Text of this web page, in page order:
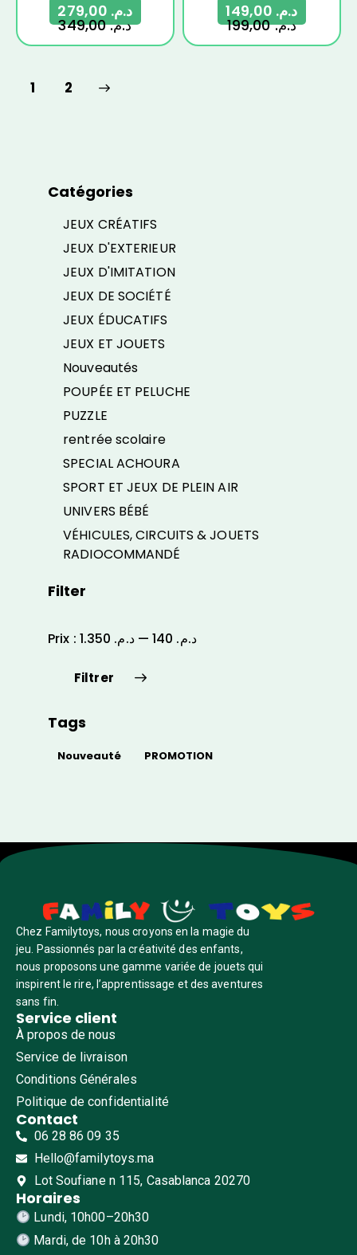
د.م.349,00
د.م.
د.م.199,00
د.م.
1 2
→
Catégories
JEUX CRÉATIFS
JEUX D'EXTERIEUR
JEUX D'IMITATION
JEUX DE SOCIÉTÉ
JEUX ÉDUCATIFS
JEUX ET JOUETS
Nouveautés
POUPÉE ET PELUCHE
PUZZLE
rentrée scolaire
SPECIAL ACHOURA
SPORT ET JEUX DE PLEIN AIR
UNIVERS BÉBÉ
VÉHICULES, CIRCUITS & JOUETS
RADIOCOMMANDÉ
Filter
Filtrer
Prix : د.م. 140 —د.م. 1.350
Tags
Nouveauté PROMOTION
Chez Familytoys, nous croyons en la magie du
jeu. Passionnés par la créativité des enfants,
nous proposons une gamme variée de jouets qui
inspirent le rire, l’apprentissage et des aventures
sans fin.
Service client
À propos de nous
Service de livraison
Conditions Générales
Politique de confidentialité
Contact
06 28 86 09 35
Hello@familytoys.ma
Lot Soufiane n 115, Casablanca 20270
Horaires
Lundi, 10h00–20h30
Mardi, de 10h à 20h30